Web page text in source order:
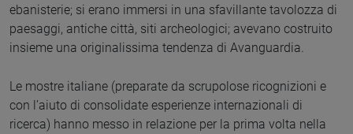
ebanisterie; si erano immersi in una sfavillante tavolozza di
paesaggi, antiche città, siti archeologici; avevano costruito
insieme una originalissima tendenza di Avanguardia.
Le mostre italiane (preparate da scrupolose ricognizioni e
con l’aiuto di consolidate esperienze internazionali di
ricerca) hanno messo in relazione per la prima volta nella